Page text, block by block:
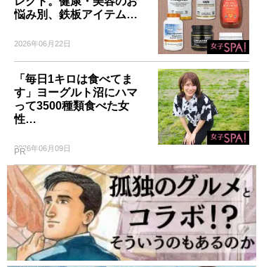
悩み別、鉄板アイテム…
2026年06月22日
「毎日1キロは食べてま
す」ヨーグルト沼にハマ
って3500種類食べた女
性…
2026年06月09日
PR